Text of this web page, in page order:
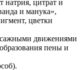
натрия, цитрат и
и манука»,
цветки
движениями
пены и